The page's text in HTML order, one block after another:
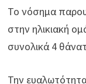
Το νόσημα
στην ηλικιακή
συνολικά 4
Την